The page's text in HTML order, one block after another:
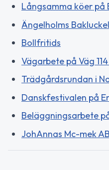
Långsamma köer på
Ängelholms
Bollfritids
Vägarbete på Väg
Trädgårdsrundan i
Danskfestivalen på
Beläggningsarbete
JohAnnas Mc-mek